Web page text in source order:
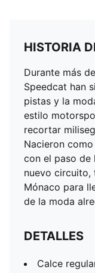
HISTORIA
Durante más
Speedcat han
pistas y la
estilo
recortar
Nacieron
con el paso de
nuevo circuito,
Mónaco para
de la moda
DETALLES
Calce